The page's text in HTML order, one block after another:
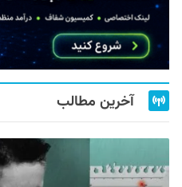
آخرین مطالب